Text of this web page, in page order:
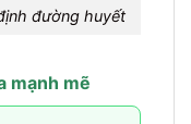
đường huyết
mạnh mẽ